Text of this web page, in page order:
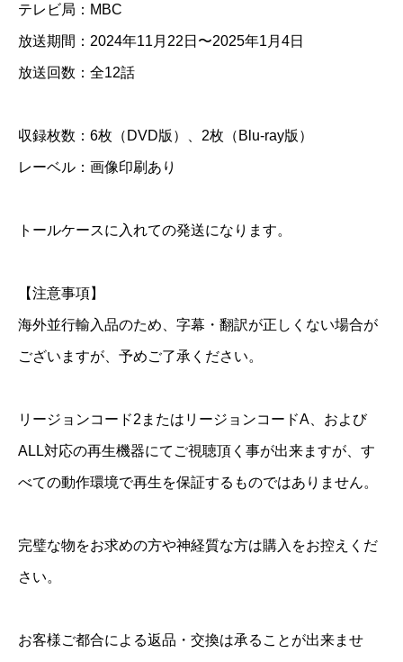
V
B
-
テレビ局：MBC
放送期間：2024年11月22日〜2025年1月4日
放送回数：全12話
収録枚数：6枚（DVD版）、2枚（Blu-ray版）
レーベル：画像印刷あり
トールケースに入れての発送になります。
【注意事項】
海外並行輸入品のため、字幕・翻訳が正しくない場合が
ございますが、予めご了承ください。
リージョンコード2またはリージョンコードA、および
ALL対応の再生機器にてご視聴頂く事が出来ますが、す
べての動作環境で再生を保証するものではありません。
完璧な物をお求めの方や神経質な方は購入をお控えくだ
さい。
お客様ご都合による返品・交換は承ることが出来ませ